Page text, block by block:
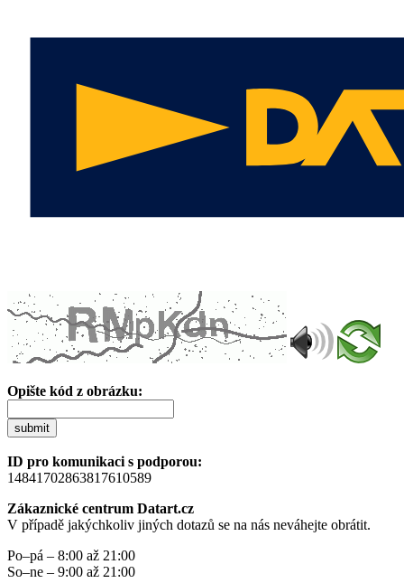
Opište kód z obrázku:
submit
ID pro komunikaci s podporou:
14841702863817610589
Zákaznické centrum Datart.cz
V případě jakýchkoliv jiných dotazů se na nás neváhejte obrátit.
Po–pá – 8:00 až 21:00
So–ne – 9:00 až 21:00